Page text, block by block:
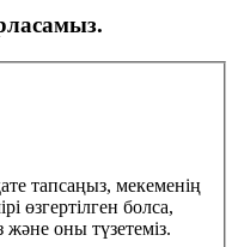
тапсаңыз, мекеменің
өзгертілген болса,
және оны түзетеміз.